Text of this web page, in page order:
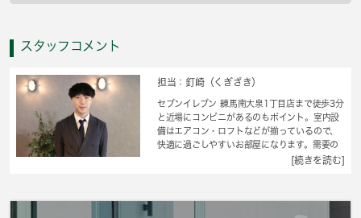
スタッフコメント
担当：釘崎（くぎざき）
セブンイレブン 練馬南大泉1丁目店まで徒歩3分
と近場にコンビニがあるのもポイント。室内設
備はエアコン・ロフトなどが揃っているので、
快適に過ごしやすいお部屋になります。需要の
高いサイズの冷蔵庫がぴったり収まるスペース
一人暮らしはとても快適です。 城南コミュニ
[続きを読む]